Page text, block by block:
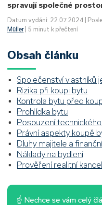
spravují společné
Datum vydání: 22.07.2024 |
Müller| 5 minut k přečtení
Obsah článku
Společenství vlastníků
Rizika při koupi bytu
Kontrola bytu před
Prohlídka bytu
Posouzení
Právní aspekty koupě
Dluhy majitele a
Náklady na bydlení
Prověření realitní
☝ Nechce se vám celý